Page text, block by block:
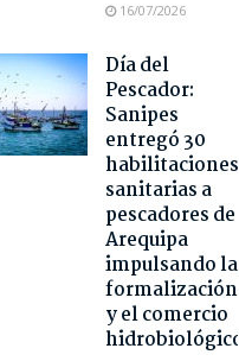
16/07/2026
Día del
Pescador:
Sanipes
entregó 30
habilitaciones
sanitarias a
pescadores de
Arequipa
impulsando la
formalización
y el comercio
hidrobiológico